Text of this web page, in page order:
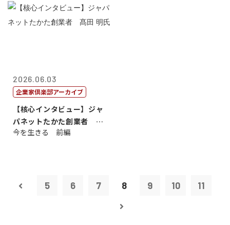
2026.06.03
企業家倶楽部アーカイブ
【核心インタビュー】ジャ
パネットたかた創業者 髙
田 明氏
今を生きる 前編
5 6 7 8 9 10 11